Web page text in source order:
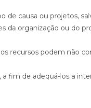
causa ou projetos,
da organização ou do
recursos podem não
fim de adequá-los a